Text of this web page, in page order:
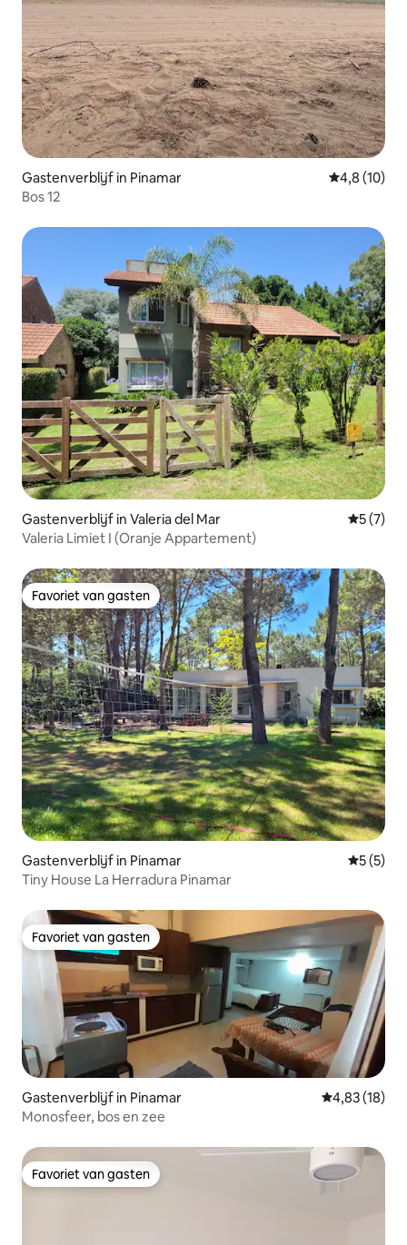
Gastenverblijf in Pinamar
4,8 (10)
Bos 12
Gastenverblijf in Valeria del Mar
5 (7)
Valeria Limiet I (Oranje Appartement)
Favoriet van gasten
Favoriet van gasten
Gastenverblijf in Pinamar
5 (5)
Tiny House La Herradura Pinamar
Favoriet van gasten
Favoriet van gasten
Gastenverblijf in Pinamar Gemiddelde
4,83 (18)
Monosfeer, bos en zee
Favoriet van gasten
Favoriet van gasten